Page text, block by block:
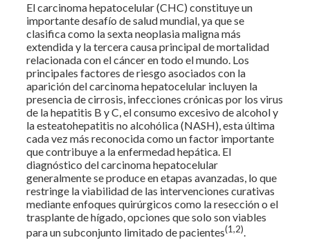
El carcinoma hepatocelular (CHC) constituye un
importante desafío de salud mundial, ya que se
clasifica como la sexta neoplasia maligna más
extendida y la tercera causa principal de mortalidad
relacionada con el cáncer en todo el mundo. Los
principales factores de riesgo asociados con la
aparición del carcinoma hepatocelular incluyen la
presencia de cirrosis, infecciones crónicas por los virus
de la hepatitis B y C, el consumo excesivo de alcohol y
la esteatohepatitis no alcohólica (NASH), esta última
cada vez más reconocida como un factor importante
que contribuye a la enfermedad hepática. El
diagnóstico del carcinoma hepatocelular
generalmente se produce en etapas avanzadas, lo que
restringe la viabilidad de las intervenciones curativas
mediante enfoques quirúrgicos como la resección o el
trasplante de hígado, opciones que solo son viables
para un subconjunto limitado de pacientes(1,2).